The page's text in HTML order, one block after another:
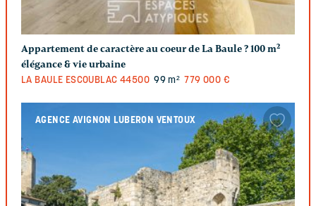
Appartement de caractère au coeur de La Baule ? 100 m²
élégance & vie urbaine
LA BAULE ESCOUBLAC 44500 99 m² 779 000 €
AGENCE AVIGNON LUBERON VENTOUX